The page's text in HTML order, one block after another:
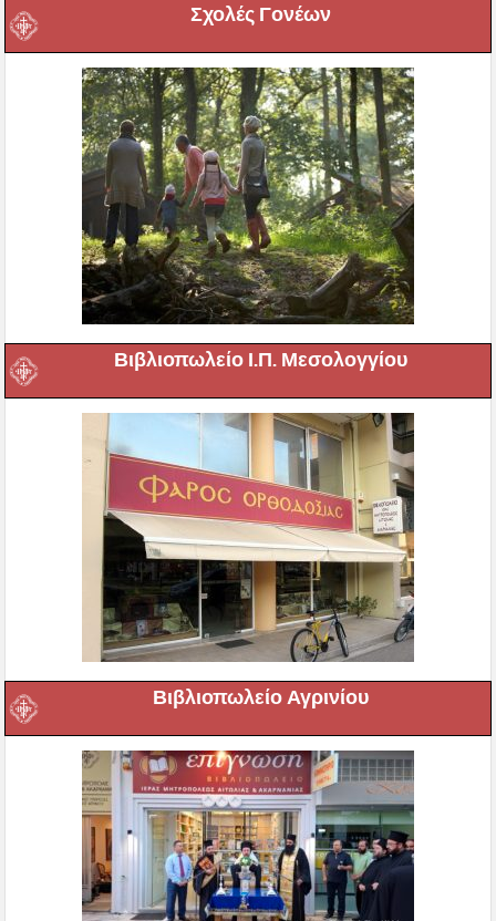
Σχολές Γονέων
Βιβλιοπωλείο Ι.Π. Μεσολογγίου
Βιβλιοπωλείο Αγρινίου